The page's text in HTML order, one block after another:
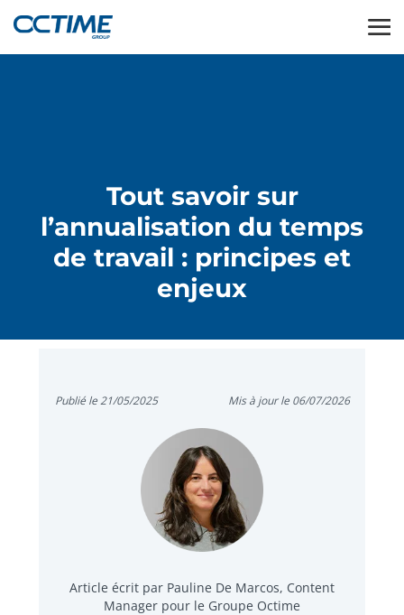
Tout savoir sur
l’annualisation du temps
de travail : principes et
enjeux
Publié le 21/05/2025 Mis à jour le 06/07/2026
Article écrit par Pauline De Marcos, Content
Manager pour le Groupe Octime